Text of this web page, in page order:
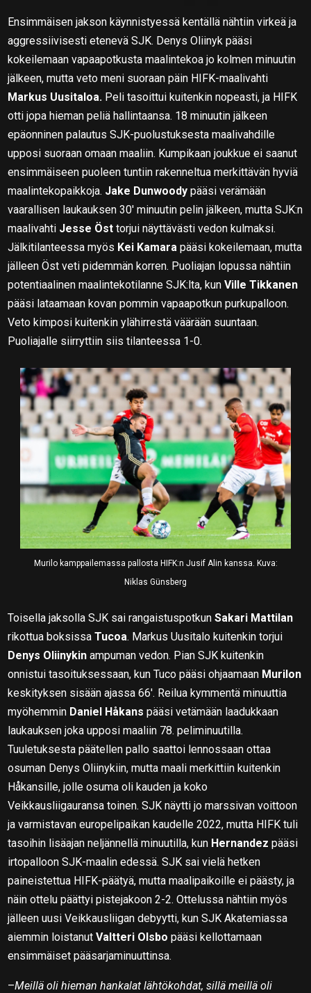
Ensimmäisen jakson käynnistyessä kentällä nähtiin virkeä ja
aggressiivisesti etenevä SJK. Denys Oliinyk pääsi
kokeilemaan vapaapotkusta maalintekoa jo kolmen minuutin
jälkeen, mutta veto meni suoraan päin HIFK-maalivahti
Markus Uusitaloa. Peli tasoittui kuitenkin nopeasti, ja HIFK
otti jopa hieman peliä hallintaansa. 18 minuutin jälkeen
epäonninen palautus SJK-puolustuksesta maalivahdille
upposi suoraan omaan maaliin. Kumpikaan joukkue ei saanut
ensimmäiseen puoleen tuntiin rakenneltua merkittävän hyviä
maalintekopaikkoja. Jake Dunwoody pääsi verämään
vaarallisen laukauksen 30′ minuutin pelin jälkeen, mutta SJK:n
maalivahti Jesse Öst torjui näyttävästi vedon kulmaksi.
Jälkitilanteessa myös Kei Kamara pääsi kokeilemaan, mutta
jälleen Öst veti pidemmän korren. Puoliajan lopussa nähtiin
potentiaalinen maalintekotilanne SJK:lta, kunVille Tikkanen
pääsi lataamaan kovan pommin vapaapotkun purkupalloon.
Veto kimposi kuitenkin ylähirrestä väärään suuntaan.
Puoliajalle siirryttiin siis tilanteessa 1-0.
Murilo kamppailemassa pallosta HIFK:n Jusif Alin kanssa. Kuva:
Niklas Günsberg
Toisella jaksolla SJK sai rangaistuspotkunSakari Mattilan
rikottua boksissaTucoa. Markus Uusitalo kuitenkin torjui
Denys Oliinykin ampuman vedon. Pian SJK kuitenkin
onnistui tasoituksessaan, kun Tuco pääsi ohjaamaan Murilon
keskityksen sisään ajassa 66′. Reilua kymmentä minuuttia
myöhemmin Daniel Håkans pääsi vetämään laadukkaan
laukauksen joka upposi maaliin 78. peliminuutilla.
Tuuletuksesta päätellen pallo saattoi lennossaan ottaa
osuman Denys Oliinykiin, mutta maali merkittiin kuitenkin
Håkansille, jolle osuma oli kauden ja koko
Veikkausliigauransa toinen. SJK näytti jo marssivan voittoon
ja varmistavan europelipaikan kaudelle 2022, mutta HIFK tuli
tasoihin lisäajan neljännellä minuutilla, kun Hernandez pääsi
irtopalloon SJK-maalin edessä. SJK sai vielä hetken
paineistettua HIFK-päätyä, mutta maalipaikoille ei päästy, ja
näin ottelu päättyi pistejakoon 2-2. Ottelussa nähtiin myös
jälleen uusi Veikkausliigan debyytti, kun SJK Akatemiassa
aiemmin loistanutValtteri Olsbo pääsi kellottamaan
ensimmäiset pääsarjaminuuttinsa.
–Meillä oli hieman hankalat lähtökohdat, sillä meillä oli